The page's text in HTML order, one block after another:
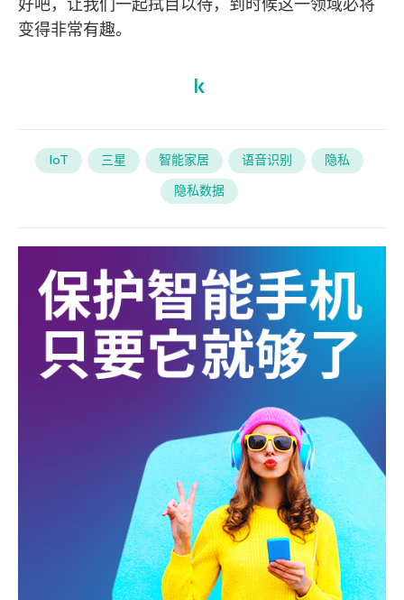
好吧，让我们一起拭目以待，到时候这一领域必将
变得非常有趣。
IoT 三星 智能家居 语音识别
隐私
隐私数据